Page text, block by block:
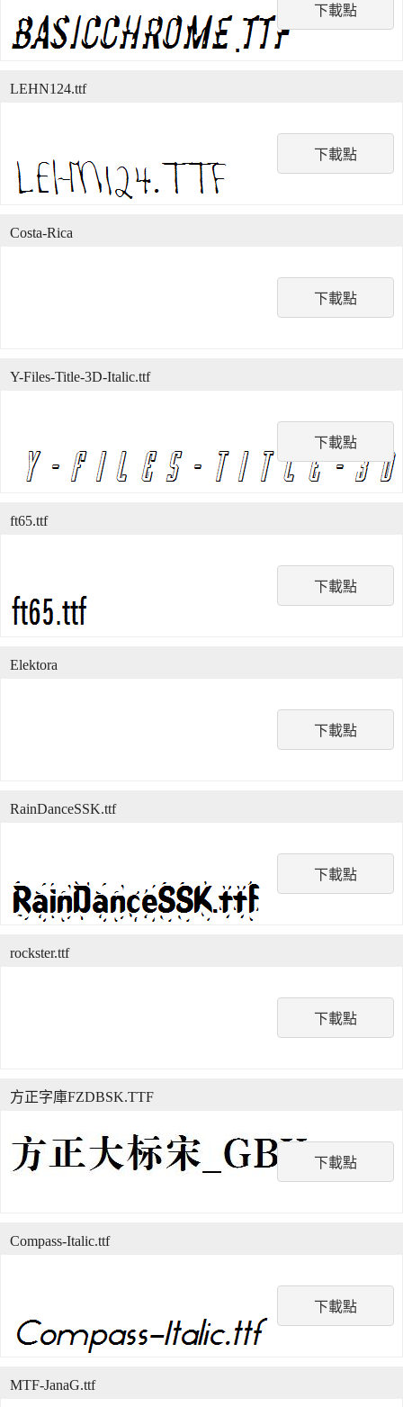
下載點
下載點
LEHN124.ttf
下載點
Costa-Rica
下載點
Y-Files-Title-3D-Italic.ttf
下載點
ft65.ttf
下載點
Elektora
下載點
RainDanceSSK.ttf
下載點
rockster.ttf
下載點
方正字庫FZDBSK.TTF
下載點
Compass-Italic.ttf
MTF-JanaG.ttf